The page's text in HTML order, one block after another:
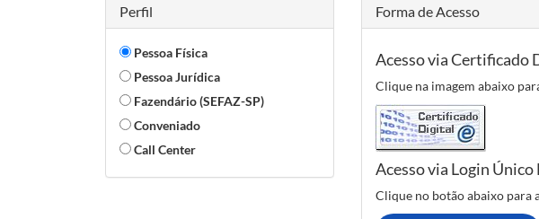
Perfil
Pessoa Física
Pessoa Jurídica
Fazendário (SEFAZ-SP)
Conveniado
Call Center
Forma de Acesso
Acesso via Certificado
Clique na imagem abaixo
Acesso via Login Único
Clique no botão abaixo para